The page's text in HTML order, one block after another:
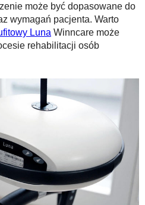
może być dopasowane do
wymagań pacjenta. Warto
Luna Winncare może
rehabilitacji osób